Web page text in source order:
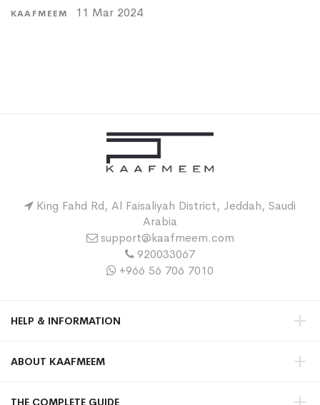
KAAFMEEM 11 Mar 2024
King Fahd Rd, Al Faisaliyah District, Jeddah, Saudi
Arabia
support@kaafmeem.com
920033067
+966 56 706 7010
HELP & INFORMATION
ABOUT KAAFMEEM
THE COMPLETE GUIDE